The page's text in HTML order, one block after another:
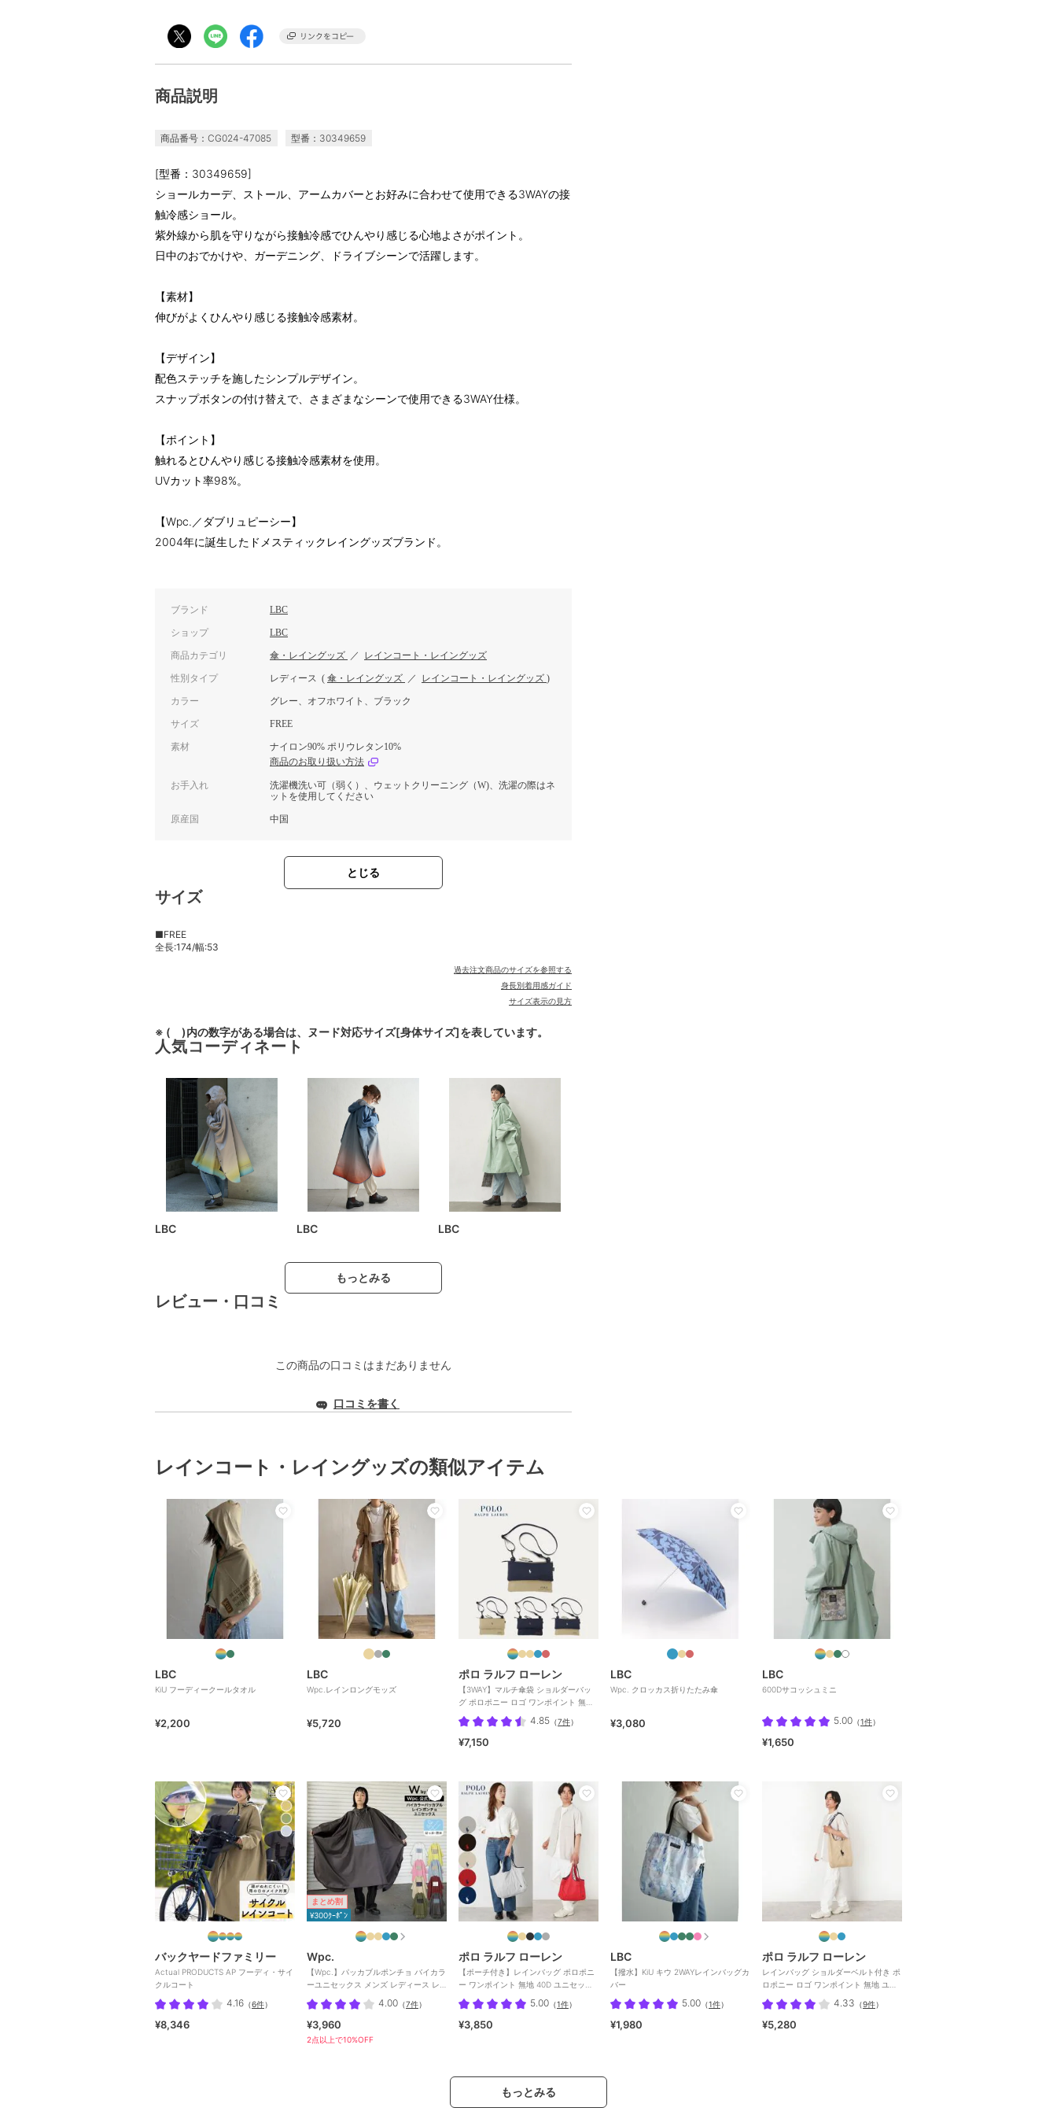
商品説明
商品番号：CG024-47085 型番：30349659
[型番：30349659]
ショールカーデ、ストール、アームカバーとお好みに合わせて使用できる3WAYの接
触冷感ショール。
紫外線から肌を守りながら接触冷感でひんやり感じる心地よさがポイント。
日中のおでかけや、ガーデニング、ドライブシーンで活躍します。
【素材】
伸びがよくひんやり感じる接触冷感素材。
【デザイン】
配色ステッチを施したシンプルデザイン。
スナップボタンの付け替えで、さまざまなシーンで使用できる3WAY仕様。
【ポイント】
触れるとひんやり感じる接触冷感素材を使用。
UVカット率98%。
【Wpc.／ダブリュピーシー】
2004年に誕生したドメスティックレイングッズブランド。
ブランド LBC
ショップ LBC
商品カテゴリ 傘・レイングッズ ／ レインコート・レイングッズ
性別タイプ レディース ( 傘・レイングッズ ／ レインコート・レイングッズ )
カラー グレー、オフホワイト、ブラック
サイズ FREE
素材
ナイロン90% ポリウレタン10%
商品のお取り扱い方法
お手入れ
洗濯機洗い可（弱く）、ウェットクリーニング（W)、洗濯の際はネ
ットを使用してください
原産国 中国
とじる
サイズ
■FREE
全長:174/幅:53
過去注文商品のサイズを参照する
身長別着用感ガイド
サイズ表示の見方
※ ( )内の数字がある場合は、ヌード対応サイズ[身体サイズ]を表しています。
人気コーディネート
LBC LBC LBC
もっとみる
レビュー・口コミ
この商品の口コミはまだありません
口コミを書く
レインコート・レイングッズの類似アイテム
LBC
KiU フーディークールタオル
¥2,200
LBC
Wpc.レインロングモッズ
¥5,720
ポロ ラルフ ローレン
【3WAY】マルチ傘袋 ショルダーバッ
グ ポロポニー ロゴ ワンポイント 無地
ユニセックス
4.85 （7件）
¥7,150
LBC
Wpc. クロッカス折りたたみ傘
¥3,080
LBC
600Dサコッシュミニ
5.00 （1件）
¥1,650
バックヤードファミリー
Actual PRODUCTS AP フーディ・サイ
クルコート
4.16 （6件）
¥8,346
まとめ割
¥300ｸｰﾎﾟﾝ
Wpc.
【Wpc.】パッカブルポンチョ バイカラ
ーユニセックス メンズ レディース レ
インコート
4.00 （7件）
¥3,960
2点以上で10%OFF
ポロ ラルフ ローレン
【ポーチ付き】レインバッグ ポロポニ
ー ワンポイント 無地 40D ユニセック
ス
5.00 （1件）
¥3,850
LBC
【撥水】KiU キウ 2WAYレインバッグカ
バー
5.00 （1件）
¥1,980
ポロ ラルフ ローレン
レインバッグ ショルダーベルト付き ポ
ロポニー ロゴ ワンポイント 無地 ユニ
セックス
4.33 （9件）
¥5,280
もっとみる